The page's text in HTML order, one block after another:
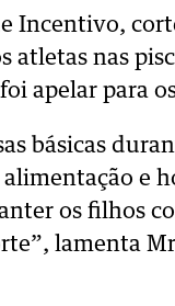
Incentivo,
atletas nas
apelar para
básicas
e
os filhos
lamenta